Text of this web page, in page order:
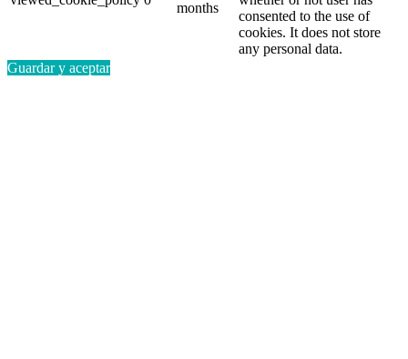
months
consented to the use of
cookies. It does not store
any personal data.
Guardar y aceptar